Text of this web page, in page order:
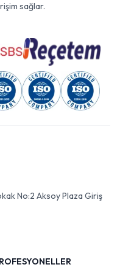
sağlar.
No:2 Aksoy Plaza Giriş